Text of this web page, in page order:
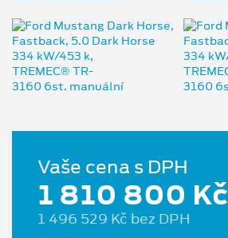
Vaše cena s DPH
1 810 800 Kč
1 496 529 Kč bez DPH